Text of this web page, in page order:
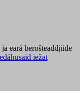
eará berošteaddjiide
iežat